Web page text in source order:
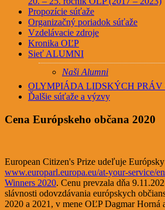
Propozície súťaže
Organizačný poriadok súťaže
Vzdelávacie zdroje
Kronika OĽP
Sieť ALUMNI
Naši Alumni
OLYMPIÁDA LIDSKÝCH PRÁV
Ďalšie súťaže a výzvy
Cena Európskeho občana 2020
European Citizen's Prize udeľuje
www.europarl.europa.eu/at-your-service/
Winners 2020. Cenu prevzala dňa
slávnosti odovzdávania európskych
2020 a 2021, v mene OĽP Dagmar Horná